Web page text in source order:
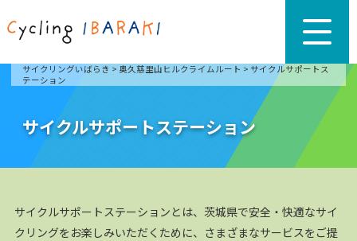
サイクリングいばらき > 奥久慈里山ヒルクライムルート > サイクルサポートス
テーション
サイクルサポートステーション
サイクルサポートステーションとは、茨城県で安全・快適なサイ
クリングをお楽しみいただくために、さまざまなサービスをご提